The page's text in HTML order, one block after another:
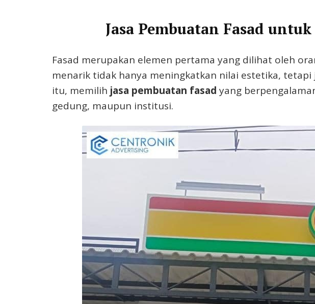
Jasa Pembuatan Fasad
Fasad merupakan elemen pertama yang dilihat oleh
menarik tidak hanya meningkatkan nilai estetika,
itu, memilih jasa pembuatan fasad yang
gedung, maupun institusi.